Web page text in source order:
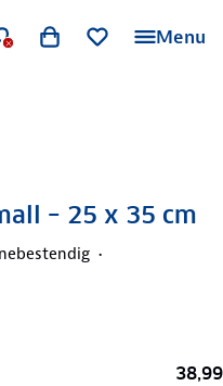
Menu
– 25 x 35 cm
38,99